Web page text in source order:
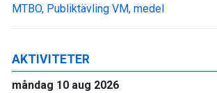
MTBO, Publiktävling VM, medel
AKTIVITETER
måndag 10 aug 2026